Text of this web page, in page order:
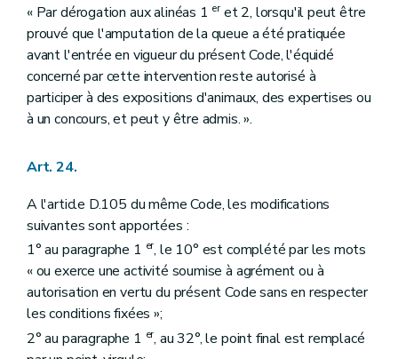
« Par dérogation aux alinéas 1 eret 2, lorsqu'il peut être
prouvé que l'amputation de la queue a été pratiquée
avant l'entrée en vigueur du présent Code, l'équidé
concerné par cette intervention reste autorisé à
participer à des expositions d'animaux, des expertises ou
à un concours, et peut y être admis. ».
Art. 24.
A l'article D.105 du même Code, les modifications
suivantes sont apportées :
1° au paragraphe 1 er, le 10° est complété par les mots
« ou exerce une activité soumise à agrément ou à
autorisation en vertu du présent Code sans en respecter
les conditions fixées »;
2° au paragraphe 1 er, au 32°, le point final est remplacé